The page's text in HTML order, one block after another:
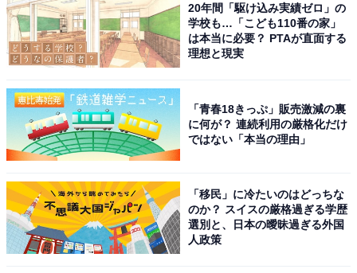
20年間「駆け込み実績ゼロ」の
学校も…「こども110番の家」
は本当に必要？ PTAが直面する
理想と現実
「青春18きっぷ」販売激減の裏
に何が？ 連続利用の厳格化だけ
ではない「本当の理由」
「移民」に冷たいのはどっちな
のか？ スイスの厳格過ぎる学歴
選別と、日本の曖昧過ぎる外国
人政策